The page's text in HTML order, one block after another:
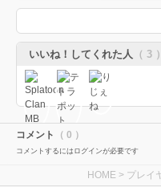
いいね！してくれた人 （ 3 ）
コメント （ 0 ）
コメントするにはログインが必要です
HOME > プレイ